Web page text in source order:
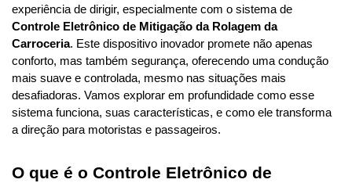
Controle Eletrônico de Mitigação da Rolagem da
Carroceria. Este dispositivo inovador promete não apenas
conforto, mas também segurança, oferecendo uma condução
mais suave e controlada, mesmo nas situações mais
desafiadoras. Vamos explorar em profundidade como esse
sistema funciona, suas características, e como ele transforma
a direção para motoristas e passageiros.
O que é o Controle Eletrônico de